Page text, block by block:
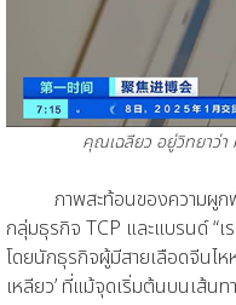
คุณเฉลียว อยู่วิทยาว่า
ภาพสะท้อนของความผู
กลุ่มธุรกิจ TCP และแบรนด์ “เ
โดยนักธุรกิจผู้มีสายเลือดจีนไห
เหลียว’ ที่แม้จุดเริ่มต้นบนเส้น